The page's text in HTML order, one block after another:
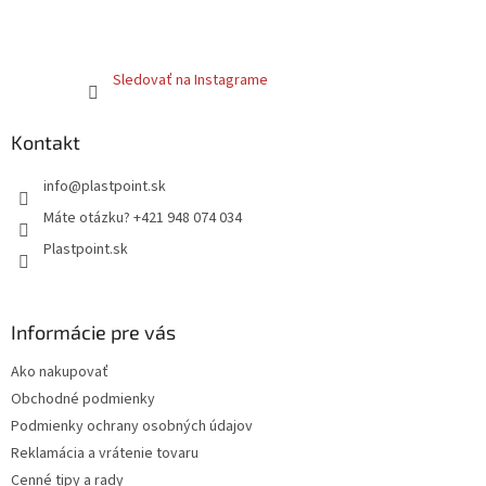
Sledovať na Instagrame
Kontakt
info@plastpoint.sk
Máte otázku? +421 948 074 034
Plastpoint.sk
Informácie pre vás
Ako nakupovať
Obchodné podmienky
Podmienky ochrany osobných údajov
Reklamácia a vrátenie tovaru
Cenné tipy a rady